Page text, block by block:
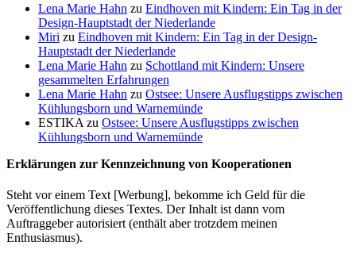
Lena Marie Hahn zu Eindhoven mit Kindern: Ein Tag in der
Design-Hauptstadt der Niederlande
Miri zu Eindhoven mit Kindern: Ein Tag in der Design-
Hauptstadt der Niederlande
Lena Marie Hahn zu Schottland mit Kindern: Unsere
gesammelten Erfahrungen
Lena Marie Hahn zu Ostsee: Unsere Ausflugstipps zwischen
Kühlungsborn und Warnemünde
ESTIKA zu Ostsee: Unsere Ausflugstipps zwischen
Kühlungsborn und Warnemünde
Erklärungen zur Kennzeichnung von Kooperationen
Steht vor einem Text [Werbung], bekomme ich Geld für die
Veröffentlichung dieses Textes. Der Inhalt ist dann vom
Auftraggeber autorisiert (enthält aber trotzdem meinen
Enthusiasmus).